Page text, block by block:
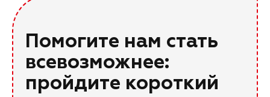
Помогите нам стать
всевозможнее:
пройдите короткий